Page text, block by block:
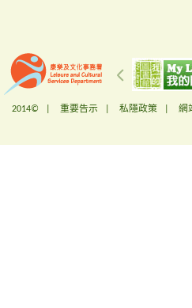
2014© | 重要告示 私隱政策 網